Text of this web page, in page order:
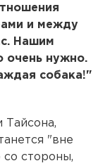
и между
Нашим
очень нужно.
собака!"
Тайсона,
"вне
стороны,